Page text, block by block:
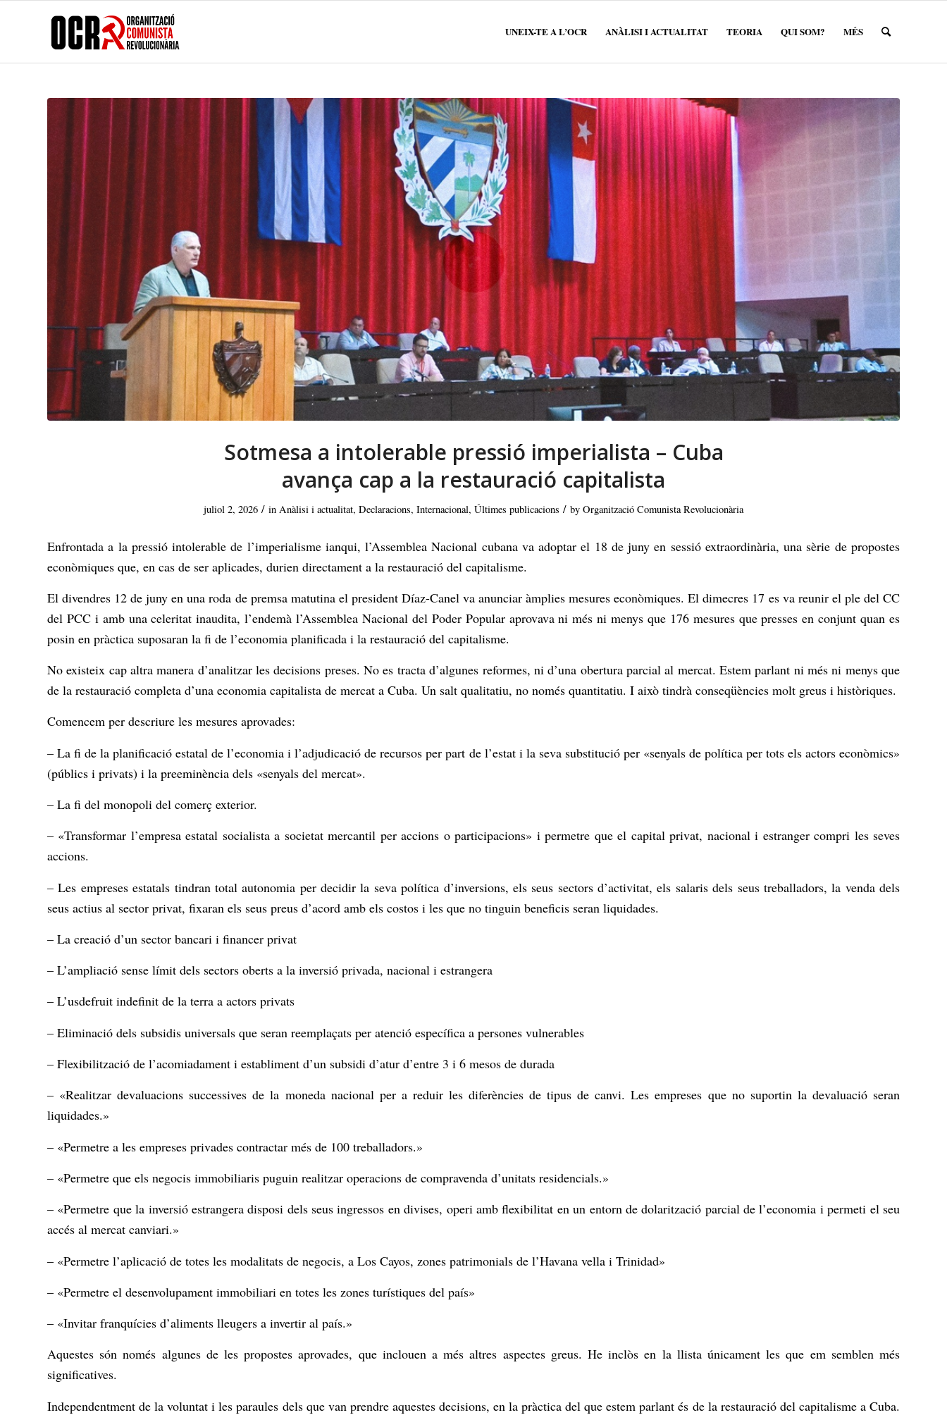
UNEIX-TE A L’OCR ANÀLISI I ACTUALITAT TEORIA QUI SOM? MÉS
Sotmesa a intolerable pressió imperialista – Cuba
avança cap a la restauració capitalista
juliol 2, 2026 / in Anàlisi i actualitat, Declaracions, Internacional, Últimes publicacions / by Organització Comunista Revolucionària
Enfrontada a la pressió intolerable de l’imperialisme ianqui, l’Assemblea Nacional cubana va adoptar el 18 de juny en sessió extraordinària, una sèrie de propostes
econòmiques que, en cas de ser aplicades, durien directament a la restauració del capitalisme.
El divendres 12 de juny en una roda de premsa matutina el president Díaz-Canel va anunciar àmplies mesures econòmiques. El dimecres 17 es va reunir el ple del CC
del PCC i amb una celeritat inaudita, l’endemà l’Assemblea Nacional del Poder Popular aprovava ni més ni menys que 176 mesures que presses en conjunt quan es
posin en pràctica suposaran la fi de l’economia planificada i la restauració del capitalisme.
No existeix cap altra manera d’analitzar les decisions preses. No es tracta d’algunes reformes, ni d’una obertura parcial al mercat. Estem parlant ni més ni menys que
de la restauració completa d’una economia capitalista de mercat a Cuba. Un salt qualitatiu, no només quantitatiu. I això tindrà conseqüències molt greus i històriques.
Comencem per descriure les mesures aprovades:
– La fi de la planificació estatal de l’economia i l’adjudicació de recursos per part de l’estat i la seva substitució per «senyals de política per tots els actors econòmics»
(públics i privats) i la preeminència dels «senyals del mercat».
– La fi del monopoli del comerç exterior.
– «Transformar l’empresa estatal socialista a societat mercantil per accions o participacions» i permetre que el capital privat, nacional i estranger compri les seves
accions.
– Les empreses estatals tindran total autonomia per decidir la seva política d’inversions, els seus sectors d’activitat, els salaris dels seus treballadors, la venda dels
seus actius al sector privat, fixaran els seus preus d’acord amb els costos i les que no tinguin beneficis seran liquidades.
– La creació d’un sector bancari i financer privat
– L’ampliació sense límit dels sectors oberts a la inversió privada, nacional i estrangera
– L’usdefruit indefinit de la terra a actors privats
– Eliminació dels subsidis universals que seran reemplaçats per atenció específica a persones vulnerables
– Flexibilització de l’acomiadament i establiment d’un subsidi d’atur d’entre 3 i 6 mesos de durada
– «Realitzar devaluacions successives de la moneda nacional per a reduir les diferències de tipus de canvi. Les empreses que no suportin la devaluació seran
liquidades.»
– «Permetre a les empreses privades contractar més de 100 treballadors.»
– «Permetre que els negocis immobiliaris puguin realitzar operacions de compravenda d’unitats residencials.»
– «Permetre que la inversió estrangera disposi dels seus ingressos en divises, operi amb flexibilitat en un entorn de dolarització parcial de l’economia i permeti el seu
accés al mercat canviari.»
– «Permetre l’aplicació de totes les modalitats de negocis, a Los Cayos, zones patrimonials de l’Havana vella i Trinidad»
– «Permetre el desenvolupament immobiliari en totes les zones turístiques del país»
– «Invitar franquícies d’aliments lleugers a invertir al país.»
Aquestes són només algunes de les propostes aprovades, que inclouen a més altres aspectes greus. He inclòs en la llista únicament les que em semblen més
significatives.
Independentment de la voluntat i les paraules dels que van prendre aquestes decisions, en la pràctica del que estem parlant és de la restauració del capitalisme a Cuba.